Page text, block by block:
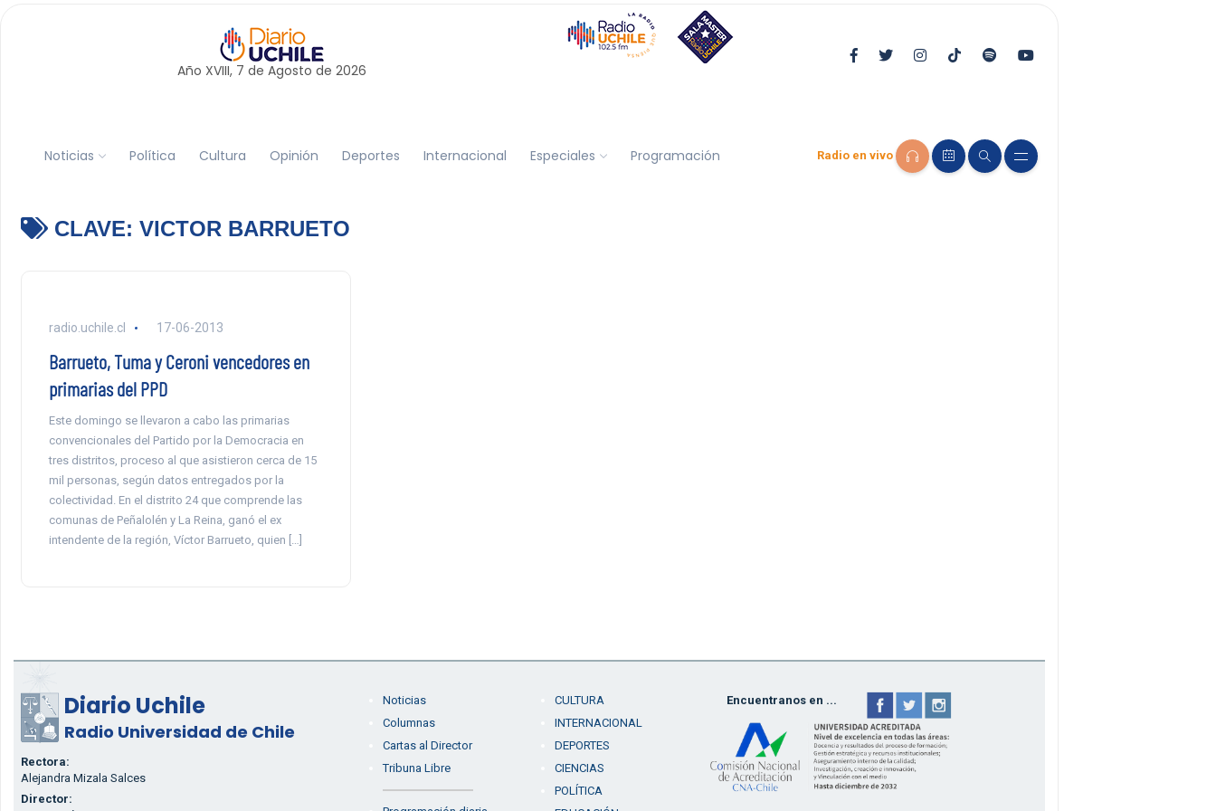
Año XVIII, 7 de Agosto de 2026
Noticias Política Cultura Opinión Deportes Internacional Especiales Programación Radio en vivo
CLAVE: VICTOR BARRUETO
radio.uchile.cl 17-06-2013
Barrueto, Tuma y Ceroni vencedores en
primarias del PPD
Este domingo se llevaron a cabo las primarias
convencionales del Partido por la Democracia en
tres distritos, proceso al que asistieron cerca de 15
mil personas, según datos entregados por la
colectividad. En el distrito 24 que comprende las
comunas de Peñalolén y La Reina, ganó el ex
intendente de la región, Víctor Barrueto, quien […]
Diario Uchile
Radio Universidad de Chile
Rectora:
Alejandra Mizala Salces
Director:
Noticias
Columnas
Cartas al Director
Tribuna Libre
CULTURA
INTERNACIONAL
DEPORTES
CIENCIAS
POLÍTICA
Encuentranos en ...